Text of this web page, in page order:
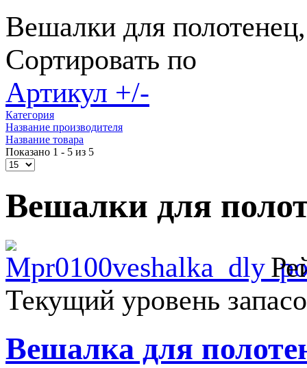
Вешалки для
Сортировать по
Артикул +/-
Категория
Название производителя
Название товара
Показано 1 - 5 из 5
Вешалки для
Текущий уровень
Вешалка для